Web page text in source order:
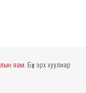
яам. Бүх эрх хуулиар